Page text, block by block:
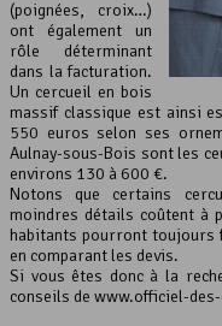
(poignées, croix…)
ont également un
rôle déterminant
dans la facturation.
Un cercueil en bois
massif classique est ainsi
550 euros selon ses
Aulnay-sous-Bois sont les
environs 130 à 600 €.
Notons que certains
moindres détails coûtent à
habitants pourront toujours
en comparant les devis.
Si vous êtes donc à la
conseils de www.officiel-